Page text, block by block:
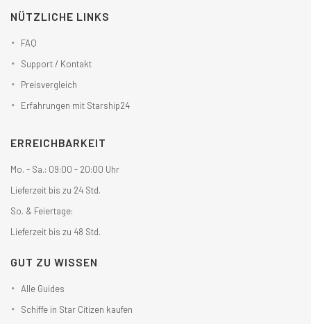
NÜTZLICHE LINKS
FAQ
Support / Kontakt
Preisvergleich
Erfahrungen mit Starship24
ERREICHBARKEIT
Mo. - Sa.: 09:00 - 20:00 Uhr
Lieferzeit bis zu 24 Std.
So. & Feiertage:
Lieferzeit bis zu 48 Std.
GUT ZU WISSEN
Alle Guides
Schiffe in Star Citizen kaufen